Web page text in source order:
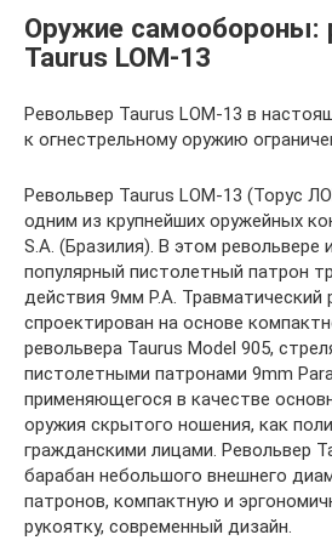
Оружие самообороны:
Taurus LOM-13
Револьвер Taurus LOM-13 в
к огнестрельному оружию
Револьвер Taurus LOM-13 (Торус
одним из крупнейших оружейных
S.A. (Бразилия). В этом револьвере
популярный пистолетный патрон
действия 9мм Р.А. Травматический
спроектирован на основе
револьвера Taurus Model 905,
пистолетными патронами 9mm
применяющегося в качестве
оружия скрытого ношения, как
гражданскими лицами. Револьвер
барабан небольшого внешнего
патронов, компактную и
рукоятку, современный дизайн.